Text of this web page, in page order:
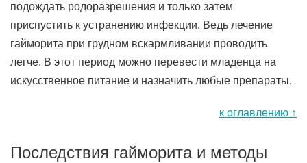
подождать родоразрешения и только затем
приспустить к устранению инфекции. Ведь лечение
гайморита при грудном вскармливании проводить
легче. В этот период можно перевести младенца на
искусственное питание и назначить любые препараты.
к оглавлению ↑
Последствия гайморита и методы